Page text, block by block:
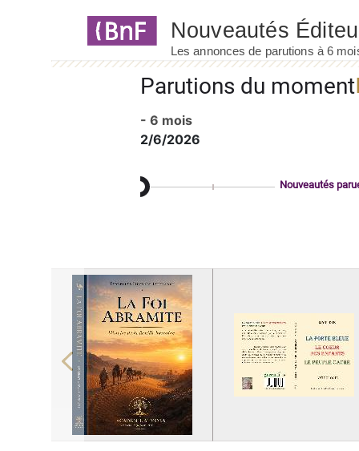
Parutions du moment
- 6 mois
2/6/2026
Nouveautés
Previous